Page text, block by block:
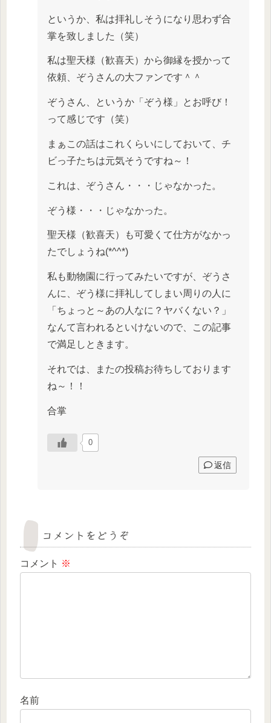
というか、私は拝礼しそうになり思わず合
掌を致しました（笑）
私は聖天様（歓喜天）から御縁を授かって
依頼、ぞうさんの大ファンです＾＾
ぞうさん、というか「ぞう様」とお呼び！
って感じです（笑）
まぁこの話はこれくらいにしておいて、チ
ビっ子たちは元気そうですね～！
これは、ぞうさん・・・じゃなかった。
ぞう様・・・じゃなかった。
聖天様（歓喜天）も可愛くて仕方がなかっ
たでしょうね(*^^*)
私も動物園に行ってみたいですが、ぞうさ
んに、ぞう様に拝礼してしまい周りの人に
「ちょっと～あの人なに？ヤバくない？」
なんて言われるといけないので、この記事
で満足しときます。
それでは、またの投稿お待ちしております
ね～！！
合掌
0
返信
コメントをどうぞ
コメント ※
名前